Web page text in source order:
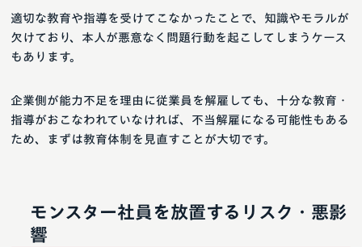
適切な教育や指導を受けてこなかったことで、知識やモラルが
欠けており、本人が悪意なく問題行動を起こしてしまうケース
もあります。
企業側が能力不足を理由に従業員を解雇しても、十分な教育・
指導がおこなわれていなければ、不当解雇になる可能性もある
ため、まずは教育体制を見直すことが大切です。
モンスター社員を放置するリスク・悪影
響